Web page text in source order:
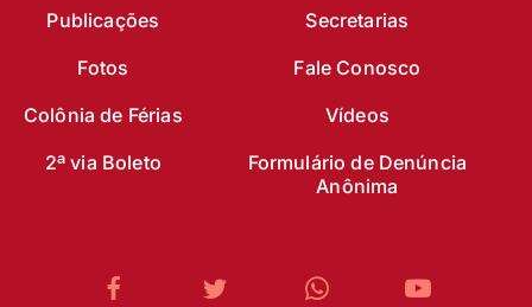
Publicações
Secretarias
Fotos
Fale Conosco
Colônia de Férias
Vídeos
2ª via Boleto
Formulário de Denúncia
Anônima